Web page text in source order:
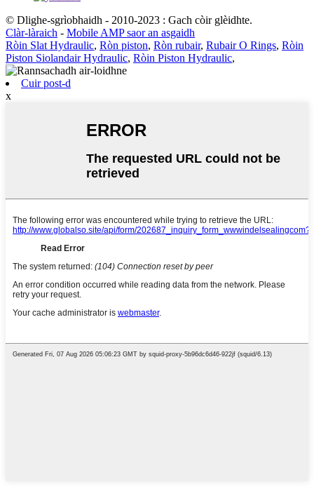
© Dlighe-sgrìobhaidh - 2010-2023 : Gach còir glèidhte.
Clàr-làraich - Mobile AMP saor an asgaidh
Ròin Slat Hydraulic, Ròn piston, Ròn rubair, Rubair O Rings, Ròin
Piston Siolandair Hydraulic, Ròin Piston Hydraulic,
Cuir post-d
x